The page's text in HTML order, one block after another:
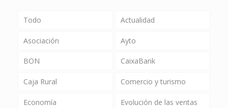
Todo Actualidad
Asociación Ayto
BON CaixaBank
Caja Rural Comercio y turismo
Economía Evolución de las ventas